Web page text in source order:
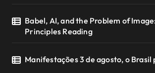
Babel, AI, and the Problem of
Principles Reading
Manifestações 3 de agosto, o Brasil